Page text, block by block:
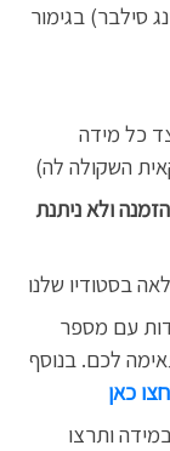
אמיתי 925 (סטרלינג סילבר) בגימור
כל מידה
השקולה לה)
ולא ניתנת
בסטודיו שלנו
עם מספר
לכם. בנוסף
כאן
ותרצו